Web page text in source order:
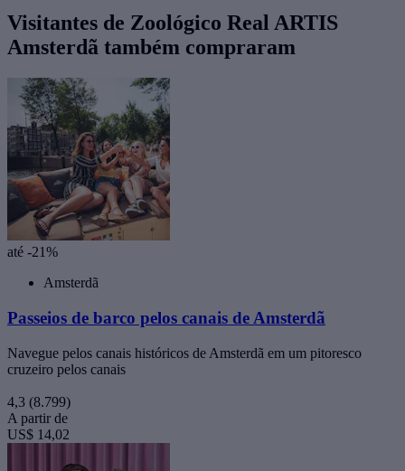
Visitantes de Zoológico Real ARTIS
Amsterdã também compraram
até -21%
Amsterdã
Passeios de barco pelos canais de Amsterdã
Navegue pelos canais históricos de Amsterdã em um pitoresco
cruzeiro pelos canais
4,3 (8.799)
A partir de
US$ 14,02